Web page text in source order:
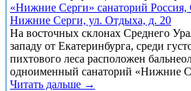
«Нижние Серги» санаторий Россия,
Нижние Серги, ул. Отдыха, д. 20
На восточных склонах Среднего
западу от Екатеринбурга, среди
пихтового леса расположен
одноименный санаторий «Нижние
Читать дальше →